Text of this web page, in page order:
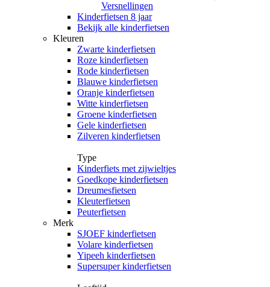
Versnellingen
Kinderfietsen 8 jaar
Bekijk alle kinderfietsen
Kleuren
Zwarte kinderfietsen
Roze kinderfietsen
Rode kinderfietsen
Blauwe kinderfietsen
Oranje kinderfietsen
Witte kinderfietsen
Groene kinderfietsen
Gele kinderfietsen
Zilveren kinderfietsen
Type
Kinderfiets met zijwieltjes
Goedkope kinderfietsen
Dreumesfietsen
Kleuterfietsen
Peuterfietsen
Merk
SJOEF kinderfietsen
Volare kinderfietsen
Yipeeh kinderfietsen
Supersuper kinderfietsen